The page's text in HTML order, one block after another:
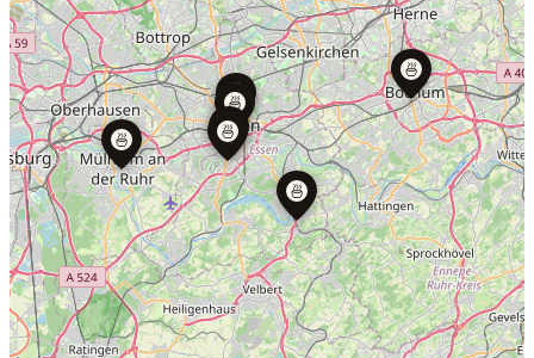
🍜
🍜
🍜
🍜
🍜
🍜
🍜